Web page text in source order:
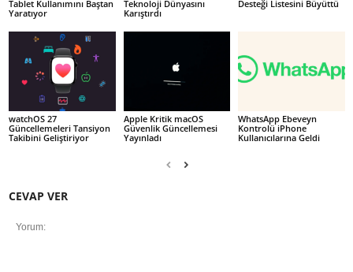
Tablet Kullanımını Baştan
Yaratıyor
Teknoloji Dünyasını
Karıştırdı
Desteği Listesini Büyüttü
watchOS 27
Güncellemeleri Tansiyon
Takibini Geliştiriyor
Apple Kritik macOS
Güvenlik Güncellemesi
Yayınladı
WhatsApp Ebeveyn
Kontrolü iPhone
Kullanıcılarına Geldi
CEVAP VER